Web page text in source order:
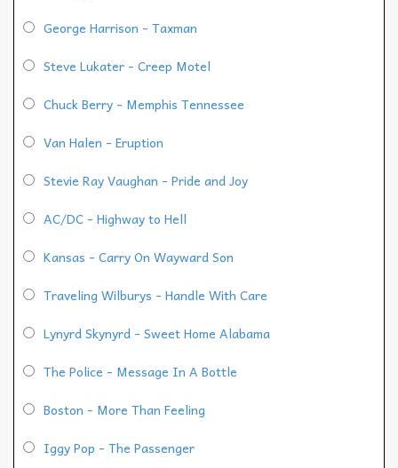
George Harrison - Taxman
Steve Lukater - Creep Motel
Chuck Berry - Memphis Tennessee
Van Halen - Eruption
Stevie Ray Vaughan - Pride and Joy
AC/DC - Highway to Hell
Kansas - Carry On Wayward Son
Traveling Wilburys - Handle With Care
Lynyrd Skynyrd - Sweet Home Alabama
The Police - Message In A Bottle
Boston - More Than Feeling
Iggy Pop - The Passenger